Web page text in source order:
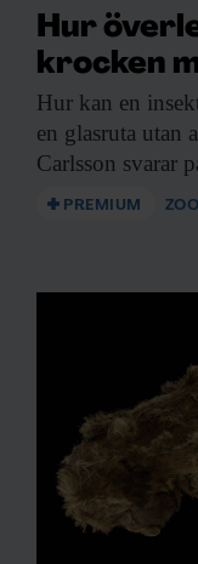
Hur
krocken
Hur kan en
en glasruta utan
Carlsson svarar
PREMIUM